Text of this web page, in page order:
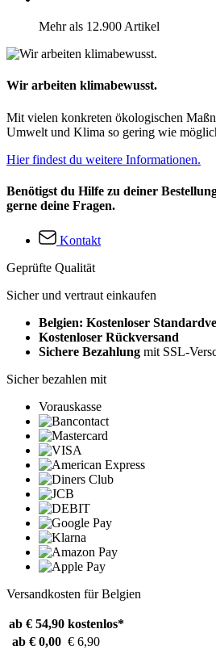
Mehr als 12.900 Artikel
Wir arbeiten klimabewusst.
Mit vielen konkreten ökologischen
Umwelt und Klima so gering wie
Hier findest du weitere Informationen.
Benötigst du Hilfe zu deiner
gerne deine Fragen.
Kontakt
Geprüfte Qualität
Sicher und vertraut einkaufen
Belgien: Kostenloser
Kostenloser Rückversand
Sichere Bezahlung mit SSL-
Sicher bezahlen mit
Vorauskasse
Versandkosten für Belgien
ab € 54,90 kostenlos*
ab € 0,00 € 6,90